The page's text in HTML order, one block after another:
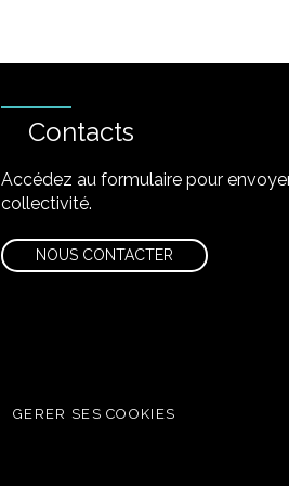
Contacts
Accédez au formulaire pour
collectivité.
NOUS CONTACTER
GERER SES COOKIES